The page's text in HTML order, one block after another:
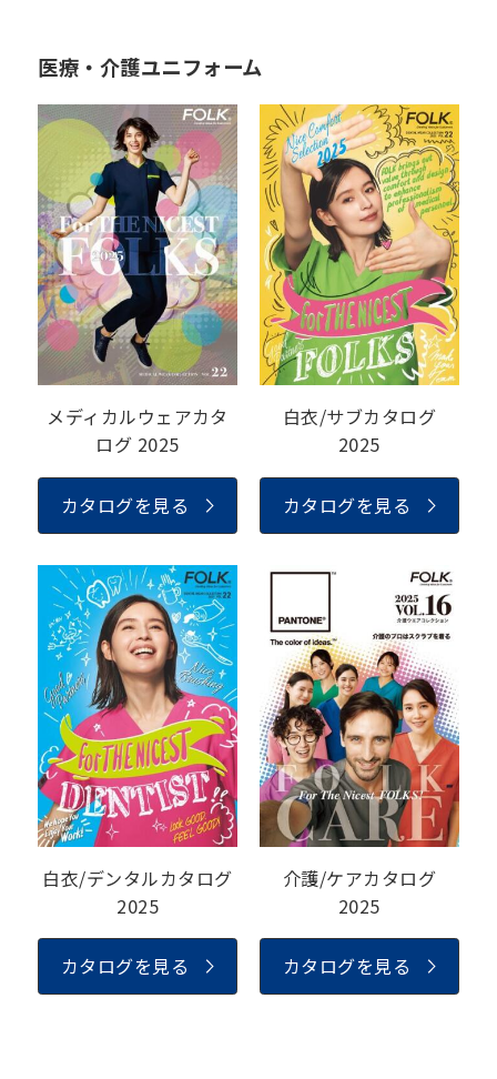
医療・介護ユニフォーム
メディカルウェアカタ
ログ 2025
カタログを見る
白衣/サブカタログ
2025
カタログを見る
白衣/デンタルカタログ
2025
カタログを見る
介護/ケアカタログ
2025
カタログを見る